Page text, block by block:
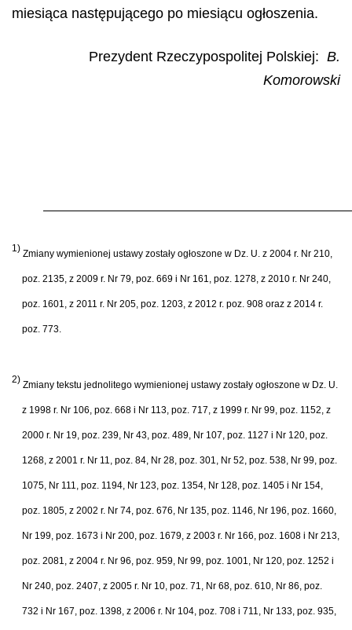
miesiąca następującego po miesiącu ogłoszenia.
Prezydent Rzeczypospolitej Polskiej: B.
Komorowski
1) Zmiany wymienionej ustawy zostały ogłoszone w Dz. U. z 2004 r. Nr 210,
poz. 2135, z 2009 r. Nr 79, poz. 669 i Nr 161, poz. 1278, z 2010 r. Nr 240,
poz. 1601, z 2011 r. Nr 205, poz. 1203, z 2012 r. poz. 908 oraz z 2014 r.
poz. 773.
2) Zmiany tekstu jednolitego wymienionej ustawy zostały ogłoszone w Dz. U.
z 1998 r. Nr 106, poz. 668 i Nr 113, poz. 717, z 1999 r. Nr 99, poz. 1152, z
2000 r. Nr 19, poz. 239, Nr 43, poz. 489, Nr 107, poz. 1127 i Nr 120, poz.
1268, z 2001 r. Nr 11, poz. 84, Nr 28, poz. 301, Nr 52, poz. 538, Nr 99, poz.
1075, Nr 111, poz. 1194, Nr 123, poz. 1354, Nr 128, poz. 1405 i Nr 154,
poz. 1805, z 2002 r. Nr 74, poz. 676, Nr 135, poz. 1146, Nr 196, poz. 1660,
Nr 199, poz. 1673 i Nr 200, poz. 1679, z 2003 r. Nr 166, poz. 1608 i Nr 213,
poz. 2081, z 2004 r. Nr 96, poz. 959, Nr 99, poz. 1001, Nr 120, poz. 1252 i
Nr 240, poz. 2407, z 2005 r. Nr 10, poz. 71, Nr 68, poz. 610, Nr 86, poz.
732 i Nr 167, poz. 1398, z 2006 r. Nr 104, poz. 708 i 711, Nr 133, poz. 935,